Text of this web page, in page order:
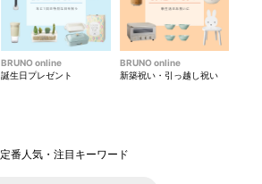
BRUNO online
誕生日プレゼント
BRUNO online
新築祝い・引っ越し祝い
定番人気・注目キーワード